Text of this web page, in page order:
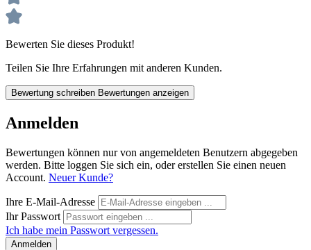
Bewerten Sie dieses Produkt!
Teilen Sie Ihre Erfahrungen mit anderen Kunden.
Bewertung schreiben Bewertungen anzeigen
Anmelden
Bewertungen können nur von angemeldeten Benutzern abgegeben
werden. Bitte loggen Sie sich ein, oder erstellen Sie einen neuen
Account. Neuer Kunde?
Ihre E-Mail-Adresse
Ihr Passwort
Ich habe mein Passwort vergessen.
Anmelden